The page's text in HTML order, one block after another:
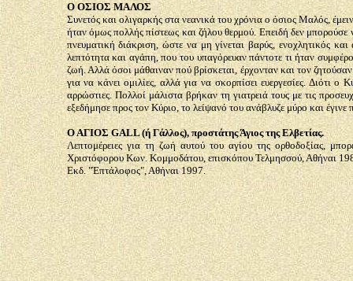
Ο ΟΣΙΟΣ ΜΑΛΟΣ
Συνετός και ολιγαρκής στα νεανικά του χρόνια ο όσιος Μαλός,
ήταν όμως πολλής πίστεως και ζήλου θερμού. Επειδή δεν
πνευματική διάκριση, ώστε να μη γίνεται βαρύς, ενοχλητικός και
λεπτότητα και αγάπη, που του υπαγόρευαν πάντοτε τι ήταν
ζωή. Αλλά όσοι μάθαιναν πού βρίσκεται, έρχονταν και τον
για να κάνει ομιλίες, αλλά για να σκορπίσει ευεργεσίες. Διότι ο
αρρώστιες. Πολλοί μάλιστα βρήκαν τη γιατρειά τους με τις
εξεδήμησε προς τον Κύριο, το λείψανό του ανάβλυζε μύρο και
Ο ΑΓΙΟΣ GALL (ή Γάλλος), προστάτης Άγιος της Ελβετίας.
Λεπτομέρειες για τη ζωή αυτού του αγίου της ορθοδοξίας,
Χριστόφορου Κων. Κομμοδάτου, επισκόπου Τελμησσού, Αθήναι
Εκδ. "Έπτάλοφος", Αθήναι 1997.